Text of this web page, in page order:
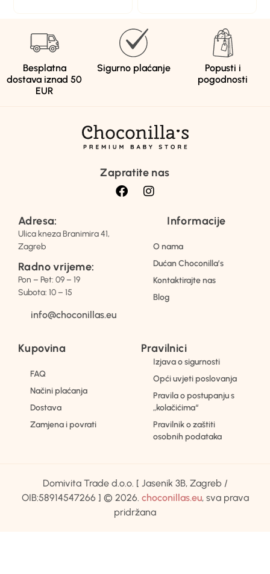
Besplatna
dostava iznad 50
EUR
Sigurno plaćanje
Popusti i
pogodnosti
Zapratite nas
Adresa:
Ulica kneza Branimira 41,
Zagreb
Radno vrijeme:
Pon – Pet: 09 – 19
Subota: 10 – 15
info@choconillas.eu
Informacije
O nama
Dućan Choconilla’s
Kontaktirajte nas
Blog
Kupovina
FAQ
Načini plaćanja
Dostava
Zamjena i povrati
Pravilnici
Izjava o sigurnosti
Opći uvjeti poslovanja
Pravila o postupanju s
„kolačićima“
Pravilnik o zaštiti
osobnih podataka
Domivita Trade d.o.o. [ Jasenik 3B, Zagreb /
OIB:58914547266 ] © 2026. choconillas.eu, sva prava
pridržana